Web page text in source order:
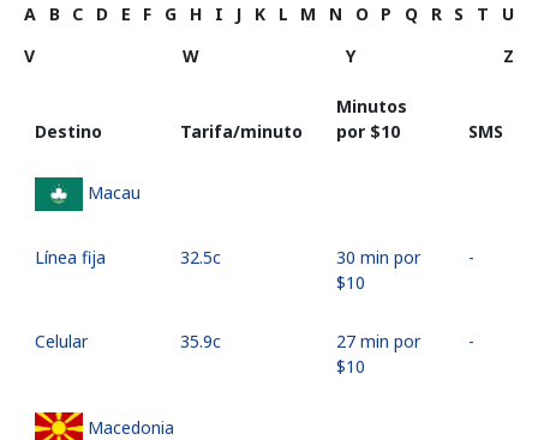
A B C D E F G H I J K L M N O P Q R S T
U
V
W Y Z
Destino Tarifa/minuto
Minutos
por ⁦$10⁩
SMS
Macau
Línea fija ⁦32.5c⁩
30 min por
⁦$10⁩
-
Celular ⁦35.9c⁩
27 min por
⁦$10⁩
-
Macedonia